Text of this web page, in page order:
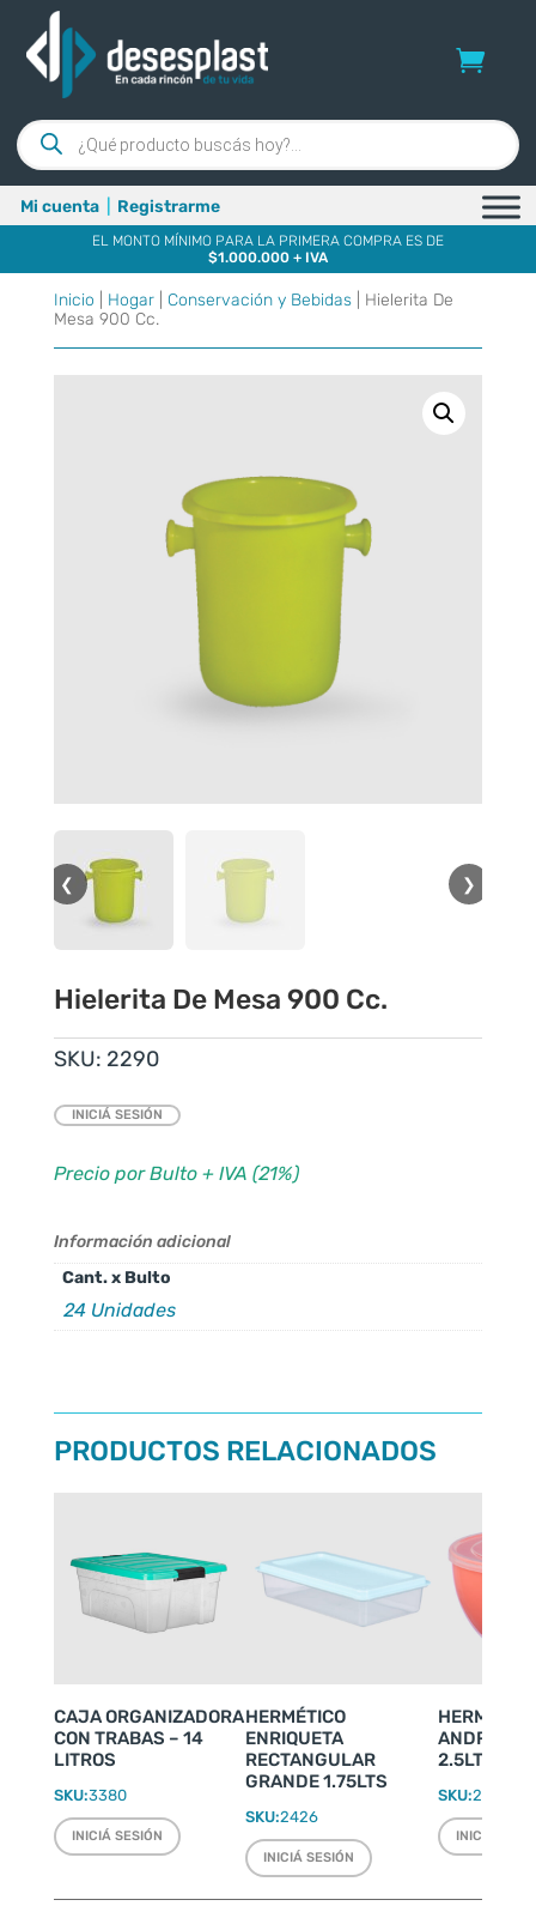
Búsqueda
de
productos
Mi cuenta Registrarme
EL MONTO MÍNIMO PARA LA PRIMERA COMPRA ES DE
$1.000.000 + IVA
Inicio Hogar| Conservación y Bebidas| Hielerita De
Mesa 900 Cc.
❮ ❯
Hielerita De Mesa 900 Cc.
SKU: 2290
INICIÁ SESIÓN
Precio por Bulto + IVA (21%)
Información adicional
Cant. x Bulto
24 Unidades
PRODUCTOS RELACIONADOS
CAJA ORGANIZADORA
CON TRABAS – 14
LITROS
SKU:3380
INICIÁ SESIÓN
HERMÉTICO
ENRIQUETA
RECTANGULAR
GRANDE 1.75LTS
SKU:2426
INICIÁ SESIÓN
ANDREA
2.5LTS
SKU:2432
INICIÁ